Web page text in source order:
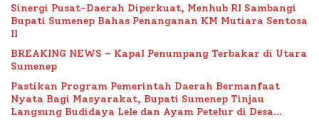
Sinergi Pusat-Daerah Diperkuat, Menhub RI Sambangi
Bupati Sumenep Bahas Penanganan KM Mutiara Sentosa
II
BREAKING NEWS – Kapal Penumpang Terbakar di Utara
Sumenep
Pastikan Program Pemerintah Daerah Bermanfaat
Nyata Bagi Masyarakat, Bupati Sumenep Tinjau
Langsung Budidaya Lele dan Ayam Petelur di Desa